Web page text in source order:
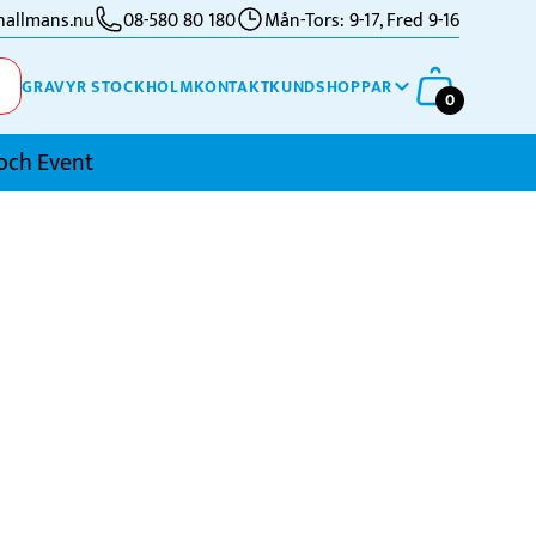
08-580 80 180 Mån-Tors: 9-17, Fred 9-16
GRAVYR STOCKHOLMKONTAKTKUNDSHOPPAR 0
Event